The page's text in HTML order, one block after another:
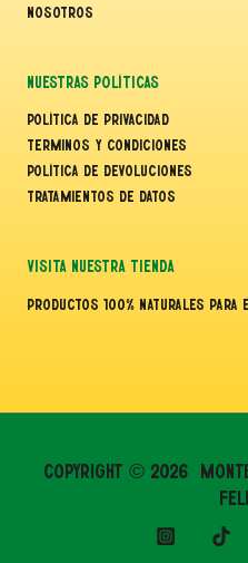
Nosotros
Nuestras Políticas
Política de Privacidad
Terminos y Condiciones
Política de Devoluciones
Tratamientos de Datos
Visita Nuestra Tienda
Productos 100% Naturales
Copyright © 2026